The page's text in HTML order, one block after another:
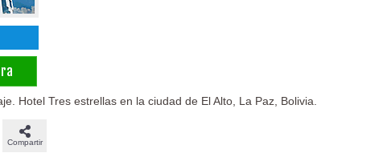
Hotel Tres estrellas en la ciudad de El Alto, La Paz, Bolivia.
Compartir